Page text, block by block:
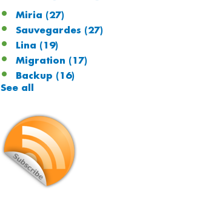
Miria (27)
Sauvegardes (27)
Lina (19)
Migration (17)
Backup (16)
See all